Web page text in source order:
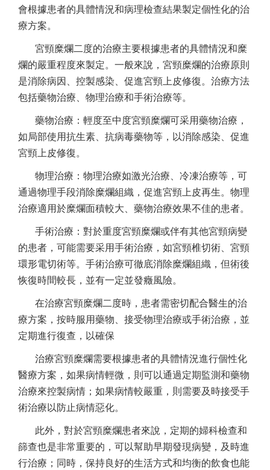
會根據患者的具體情況和病理檢查結果製定個性化的治
療方案。
宮頸糜爛二度的治療主要根據患者的具體情況和糜
爛的嚴重程度來製定。一般來說，宮頸糜爛的治療原則
是消除病因、控製感染、促進宮頸上皮修復。治療方法
包括藥物治療、物理治療和手術治療等。
藥物治療：輕度至中度宮頸糜爛可采用藥物治療，
如局部使用抗生素、抗病毒藥物等，以消除感染、促進
宮頸上皮修復。
物理治療：物理治療如激光治療、冷凍治療等，可
通過物理手段消除糜爛組織，促進宮頸上皮再生。物理
治療適用於糜爛面積較大、藥物治療效果不佳的患者。
手術治療：對於重度宮頸糜爛或伴有其他宮頸病變
的患者，可能需要采用手術治療，如宮頸椎切術、宮頸
環形電切術等。手術治療可徹底消除糜爛組織，但術後
恢復時間較長，並有一定並發癥風險。
在治療宮頸糜爛二度時，患者需密切配合醫生的治
療方案，按時服用藥物、接受物理治療或手術治療，並
定期進行復查，以確保
治療宮頸糜爛需要根據患者的具體情況進行個性化
醫療方案，如果病情輕微，則可以通過定期監測和藥物
治療來控製病情；如果病情較嚴重，則需要及時接受手
術治療以防止病情惡化。
此外，對於宮頸糜爛患者來說，定期的婦科檢查和
篩查也是非常重要的，可以幫助早期發現病變，及時進
行治療；同時，保持良好的生活方式和均衡的飲食也能